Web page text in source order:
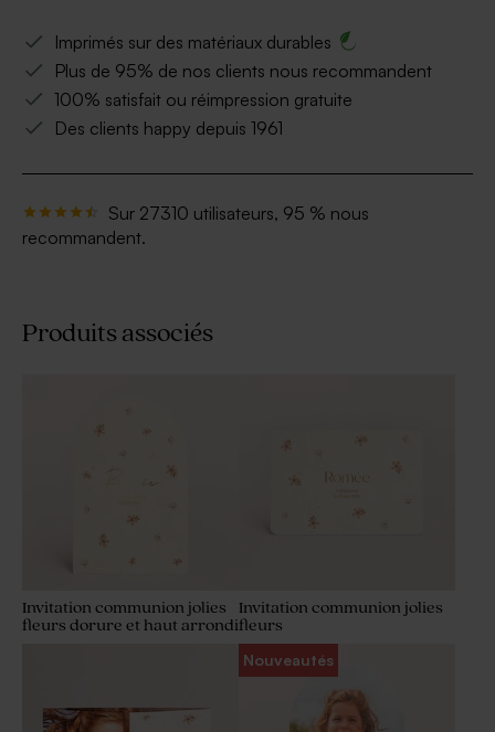
Imprimés sur des matériaux durables
Plus de 95% de nos clients nous recommandent
100% satisfait ou réimpression gratuite
Des clients happy depuis 1961
Sur 27310 utilisateurs, 95 % nous
recommandent.
Produits associés
Invitation communion jolies
fleurs dorure et haut arrondi
Invitation communion jolies
fleurs
Nouveautés